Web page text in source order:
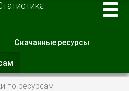
Скачанные ресурсы
вкладка)
по ресурсам